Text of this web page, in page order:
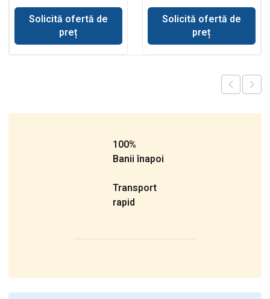
Solicită ofertă de
preț
Solicită ofertă de
preț
100%
Banii înapoi
Transport
rapid